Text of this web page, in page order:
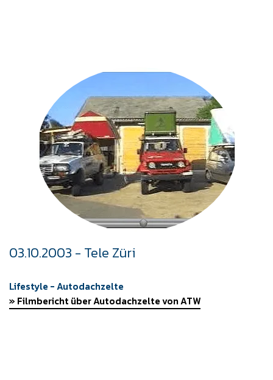
03.10.2003 - Tele Züri
Lifestyle - Autodachzelte
» Filmbericht über Autodachzelte von ATW